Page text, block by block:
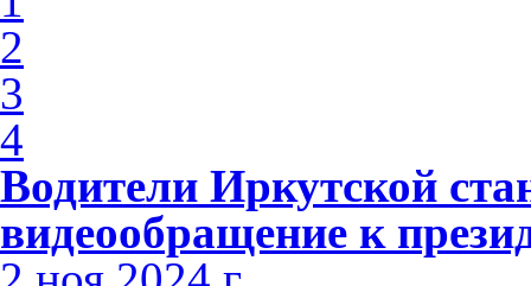
2
3
4
Водители Иркутской
видеообращение к